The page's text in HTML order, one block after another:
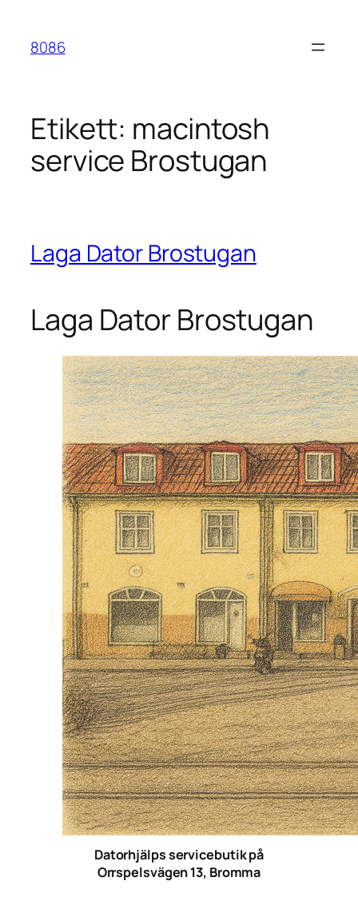
innehåll
8086
Etikett: macintosh
service Brostugan
Laga Dator Brostugan
Laga Dator Brostugan
Datorhjälps servicebutik på
Orrspelsvägen 13, Bromma